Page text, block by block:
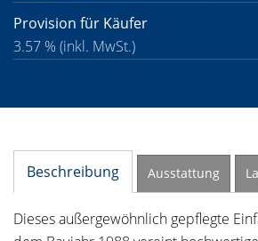
Provision für Käufer
3.57 % (inkl. MwSt.)
Beschreibung Ausstattung
Dieses außergewöhnlich gepflegte